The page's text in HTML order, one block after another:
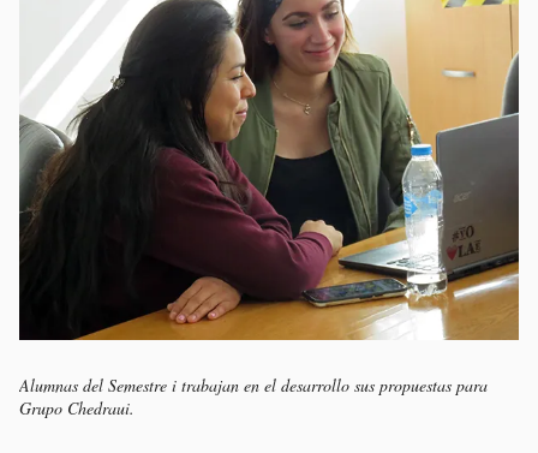
Alumnas del Semestre i trabajan en el desarrollo sus propuestas para
Grupo Chedraui.